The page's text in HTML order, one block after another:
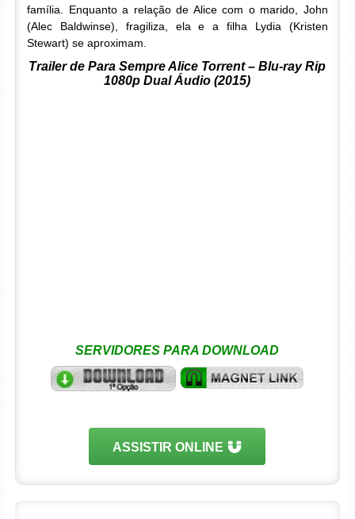
família. Enquanto a relação de Alice com o marido, John
(Alec Baldwinse), fragiliza, ela e a filha Lydia (Kristen
Stewart) se aproximam.
Trailer de Para Sempre Alice Torrent – Blu-ray Rip
1080p Dual Áudio (2015)
SERVIDORES PARA DOWNLOAD
ASSISTIR ONLINE